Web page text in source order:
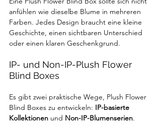
anfühlen wie dieselbe Blume in mehreren
Farben. Jedes Design braucht eine kleine
Geschichte, einen sichtbaren Unterschied
oder einen klaren Geschenkgrund.
IP- und Non-IP-Plush Flower
Blind Boxes
Es gibt zwei praktische Wege, Plush Flower
Blind Boxes zu entwickeln: IP-basierte
Kollektionen und Non-IP-Blumenserien.